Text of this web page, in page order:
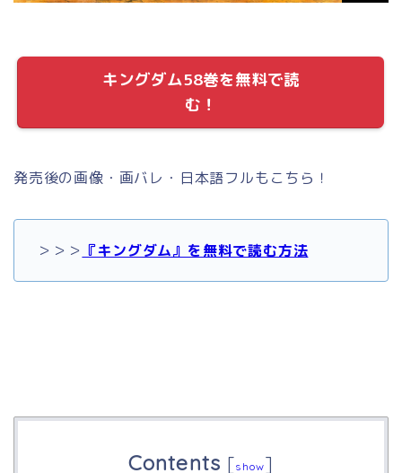
キングダム58巻を無料で読
む！
発売後の画像・画バレ・日本語フルもこちら！
＞＞＞ 『キングダム』を無料で読む方法
Contents [show]